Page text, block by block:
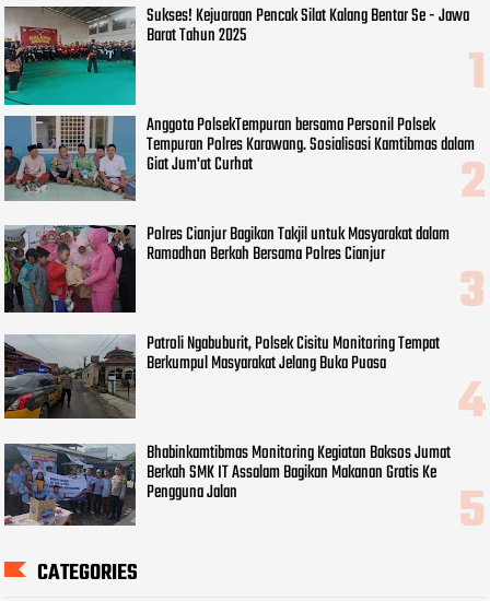
Sukses! Kejuaraan Pencak Silat Kalang Bentar Se - Jawa
Barat Tahun 2025
Anggota PolsekTempuran bersama Personil Polsek
Tempuran Polres Karawang. Sosialisasi Kamtibmas dalam
Giat Jum'at Curhat
Polres Cianjur Bagikan Takjil untuk Masyarakat dalam
Ramadhan Berkah Bersama Polres Cianjur
Patroli Ngabuburit, Polsek Cisitu Monitoring Tempat
Berkumpul Masyarakat Jelang Buka Puasa
Bhabinkamtibmas Monitoring Kegiatan Baksos Jumat
Berkah SMK IT Assalam Bagikan Makanan Gratis Ke
Pengguna Jalan
CATEGORIES